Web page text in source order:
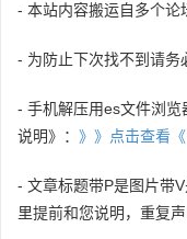
- 本站内容搬运自多个论
- 为防止下次找不到请务
- 手机解压用es文件浏
说明》： 》》点击查看
- 文章标题带P是图片带
里提前和您说明，重复